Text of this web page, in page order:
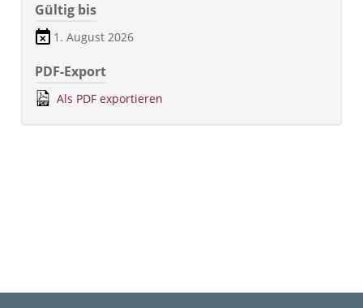
Gültig bis
1. August 2026
PDF-Export
Als PDF exportieren